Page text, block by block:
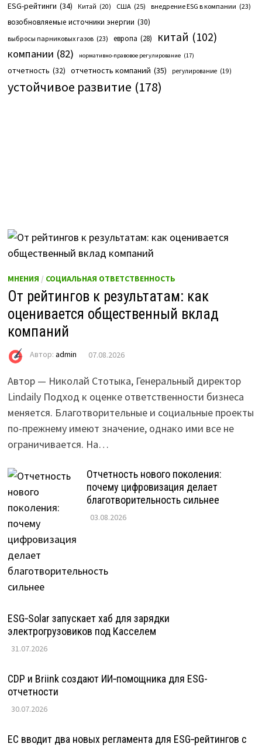
ESG-рейтинги (34) Китай (20) США (25) внедрение ESG в компании (23)
возобновляемые источники энергии (30)
выбросы парниковых газов (23) европа (28) китай (102)
компании (82) нормативно-правовое регулирование (17)
отчетность (32) отчетность компаний (35) регулирование (19)
устойчивое развитие (178)
МНЕНИЯ / СОЦИАЛЬНАЯ ОТВЕТСТВЕННОСТЬ
От рейтингов к результатам: как
оценивается общественный вклад
компаний
Автор: admin 07.08.2026
Автор — Николай Стотыка, Генеральный директор
Lindaily Подход к оценке ответственности бизнеса
меняется. Благотворительные и социальные проекты
по-прежнему имеют значение, однако ими все не
ограничивается. На…
Отчетность нового поколения:
почему цифровизация делает
благотворительность сильнее
03.08.2026
ESG‑Solar запускает хаб для зарядки
электрогрузовиков под Касселем
31.07.2026
CDP и Briink создают ИИ‑помощника для ESG-
отчетности
30.07.2026
ЕС вводит два новых регламента для ESG‑рейтингов с